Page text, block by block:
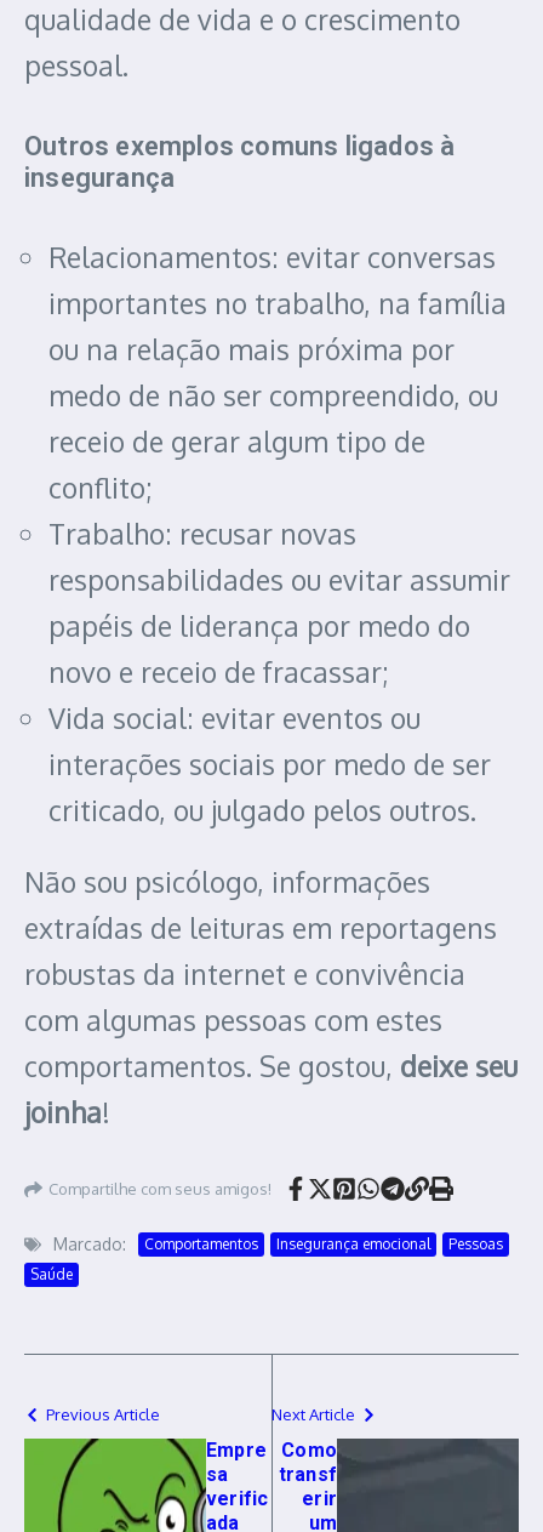
qualidade de vida e o crescimento
pessoal.
Outros exemplos comuns ligados à
insegurança
Relacionamentos: evitar conversas
importantes no trabalho, na família
ou na relação mais próxima por
medo de não ser compreendido, ou
receio de gerar algum tipo de
conflito;
Trabalho: recusar novas
responsabilidades ou evitar assumir
papéis de liderança por medo do
novo e receio de fracassar;
Vida social: evitar eventos ou
interações sociais por medo de ser
criticado, ou julgado pelos outros.
Não sou psicólogo, informações
extraídas de leituras em reportagens
robustas da internet e convivência
com algumas pessoas com estes
comportamentos. Se gostou, deixe seu
joinha!
Compartilhe com seus amigos!
Marcado: Comportamentos Insegurança emocional
Pessoas
Saúde
Previous Article
Empre
sa
verific
ada
Next Article
Como
transf
erir
um